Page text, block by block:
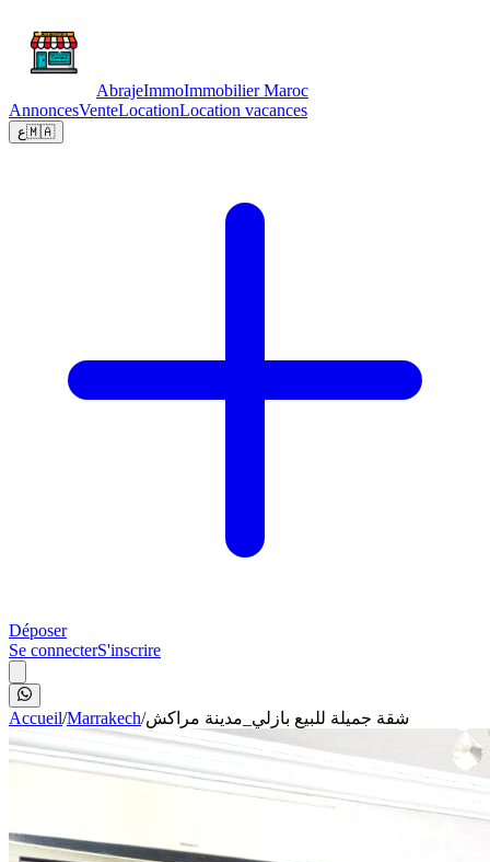
AbrajeImmoImmobilier Maroc
AnnoncesVenteLocationLocation vacances
ع🇲🇦
Déposer
Se connecterS'inscrire
Accueil/Marrakech/شقة جميلة للبيع بازلي_مدينة مراكش